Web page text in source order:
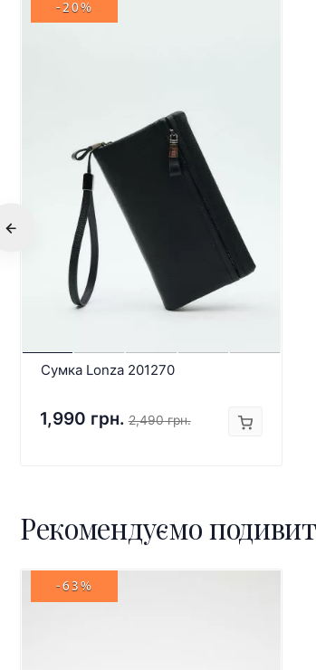
-20%
Сумка Lonza 201270
1,990 грн. 2,490 грн.
Рекомендуємо
-63%